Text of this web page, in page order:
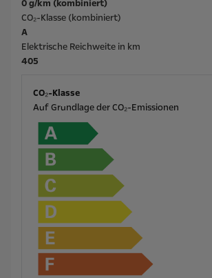
0 g/km (kombiniert)
CO₂-Klasse (kombiniert)
A
Elektrische Reichweite in km
405
CO₂-Klasse
Auf Grundlage der CO₂-Emissionen